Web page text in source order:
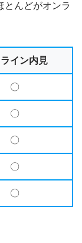
とんどがオンラ
イン内見
〇
〇
〇
〇
〇